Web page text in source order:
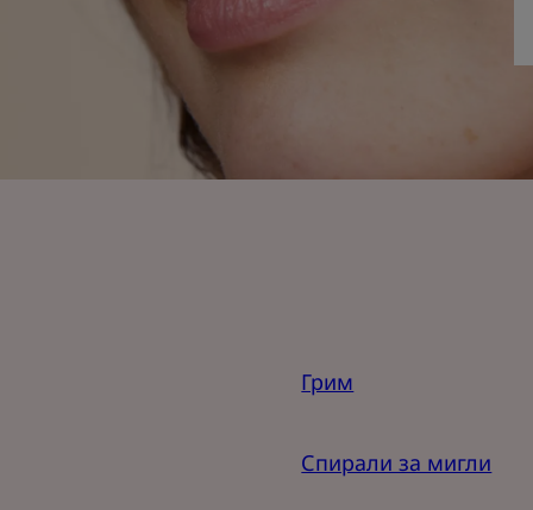
Грим
Спирали за мигли